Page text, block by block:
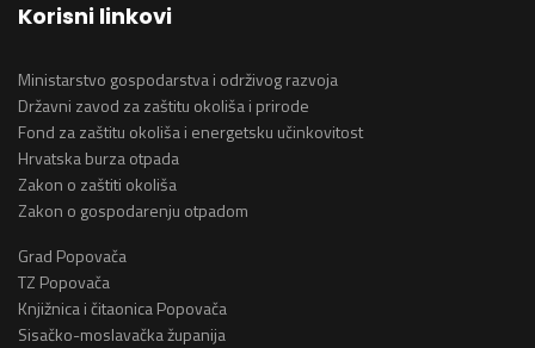
Korisni linkovi
Ministarstvo gospodarstva i održivog razvoja
Državni zavod za zaštitu okoliša i prirode
Fond za zaštitu okoliša i energetsku učinkovitost
Hrvatska burza otpada
Zakon o zaštiti okoliša
Zakon o gospodarenju otpadom
Grad Popovača
TZ Popovača
Knjižnica i čitaonica Popovača
Sisačko-moslavačka županija